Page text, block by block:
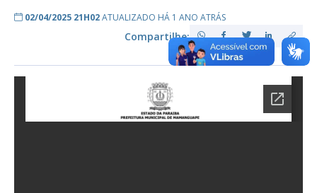
02/04/2025 21H02ATUALIZADO HÁ 1 ANO ATRÁS
Compartilhe: